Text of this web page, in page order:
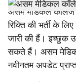
h
a
r
e
असम मेडिकल कॉलेज
रिक्ति की भर्ती के
जारी की हैं। इच्छुक
सकते हैं। असम
नवीनतम अपडेट